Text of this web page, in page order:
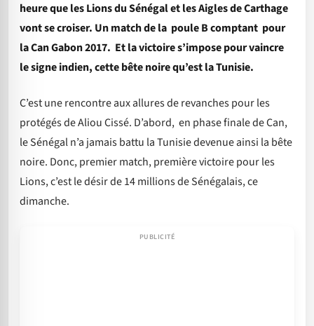
heure que les Lions du Sénégal et les Aigles de Carthage
vont se croiser. Un match de la poule B comptant pour
la Can Gabon 2017. Et la victoire s’impose pour vaincre
le signe indien, cette bête noire qu’est la Tunisie.
C’est une rencontre aux allures de revanches pour les
protégés de Aliou Cissé. D’abord, en phase finale de Can,
le Sénégal n’a jamais battu la Tunisie devenue ainsi la bête
noire. Donc, premier match, première victoire pour les
Lions, c’est le désir de 14 millions de Sénégalais, ce
dimanche.